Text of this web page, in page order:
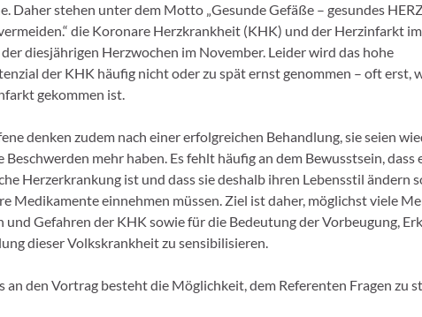
Daher stehen unter dem Motto „Gesunde Gefäße – gesundes
die Koronare Herzkrankheit (KHK) und der Herzinfarkt im
diesjährigen Herzwochen im November. Leider wird das hohe
der KHK häufig nicht oder zu spät ernst genommen – oft erst,
gekommen ist.
denken zudem nach einer erfolgreichen Behandlung, sie seien
Beschwerden mehr haben. Es fehlt häufig an dem Bewusstsein, dass
Herzerkrankung ist und dass sie deshalb ihren Lebensstil ändern
Medikamente einnehmen müssen. Ziel ist daher, möglichst viele
und Gefahren der KHK sowie für die Bedeutung der Vorbeugung,
dieser Volkskrankheit zu sensibilisieren.
an den Vortrag besteht die Möglichkeit, dem Referenten Fragen zu